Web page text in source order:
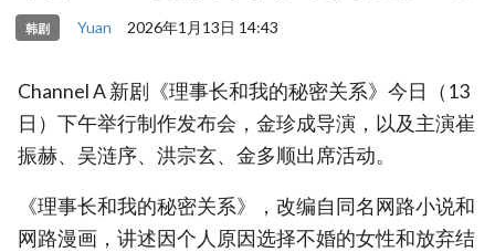
韩剧 Yuan 2026年1月13日 14:43
Channel A 新剧《理事长和我的秘密关系》今日（13
日）下午举行制作发布会，金珍成导演，以及主演崔
振赫、吴涟序、洪宗玄、金多顺出席活动。
《理事长和我的秘密关系》，改编自同名网路小说和
网路漫画，讲述因个人原因选择不婚的女性和放弃结